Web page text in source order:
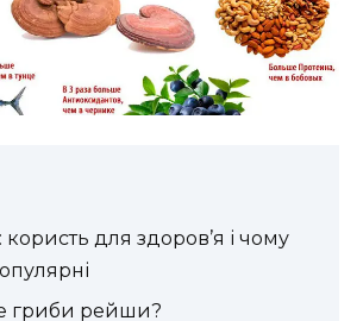
для здоров’я і чому
гриби рейши?